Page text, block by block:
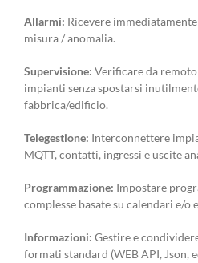
Allarmi: Ricevere
misura / anomalia.
Supervisione: Verificare da
impianti senza spostarsi
fabbrica/edificio.
Telegestione: Interconnettere
MQTT, contatti, ingressi e uscite
Programmazione: Impostare
complesse basate su calendari e/o
Informazioni: Gestire e
formati standard (WEB API, Json,